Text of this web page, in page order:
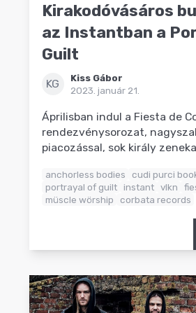
Kirakodóvásáros
az Instantban a
Guilt
KG
Kiss Gábor
2023. január 21.
Áprilisban indul a Fiesta de
rendezvénysorozat,
piacozással, sok király
anchorless bodies cudi purci
portrayal of guilt instant vlkn
müscle wörship
corbata records